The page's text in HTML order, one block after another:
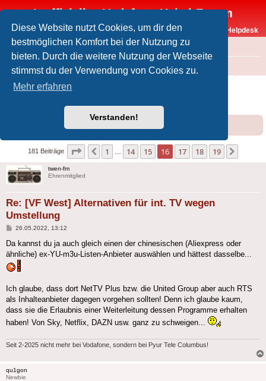
Diese Website nutzt Cookies, um dir den
bestmöglichen Komfort bei der Nutzung zu
bieten. Durch die weitere Nutzung der Webseite
stimmst du der Verwendung von Cookies zu.
Mehr erfahren
Verstanden!
Inoffizielles Vodafone-Kabel-Forum
Vodafone-Kabel-Helpdesk
FAQ
Foren-Übersicht Offtopic
[VF West] Alternativen für int. TV wegen
181 Beiträge Seite 16 von 19
Vorherige
1 14 15 16 17 18 19
twen-fm
Ehrenmitglied
Re: [VF West] Alternativen für int. TV wegen
Umstellung
Beitrag
26.05.2022, 13:12
Da kannst du ja auch gleich einen der chinesischen (Aliexpress oder
ähnliche) ex-YU-m3u-Listen-Anbieter auswählen und hättest dasselbe...
Ich glaube, dass dort NetTV Plus bzw. die United Group aber auch RTS
als Inhalteanbieter dagegen vorgehen sollten! Denn ich glaube kaum,
dass sie die Erlaubnis einer Weiterleitung dessen Programme erhalten
haben! Von Sky, Netflix, DAZN usw. ganz zu schweigen...
Seit 2-2025 nicht mehr bei Vodafone, sondern bei Pyur Tele Columbus!
qu1gon
Newbie